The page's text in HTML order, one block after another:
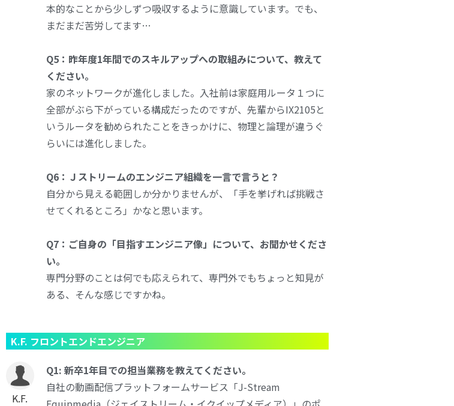
本的なことから少しずつ吸収するように意識しています。でも、
まだまだ苦労してます…
Q5：昨年度1年間でのスキルアップへの取組みについて、教えて
ください。
家のネットワークが進化しました。入社前は家庭用ルータ１つに
全部がぶら下がっている構成だったのですが、先輩からIX2105と
いうルータを勧められたことをきっかけに、物理と論理が違うぐ
らいには進化しました。
Q6：Ｊストリームのエンジニア組織を一言で言うと？
自分から見える範囲しか分かりませんが、「手を挙げれば挑戦さ
せてくれるところ」かなと思います。
Q7：ご自身の「目指すエンジニア像」について、お聞かせくださ
い。
専門分野のことは何でも応えられて、専門外でもちょっと知見が
ある、そんな感じですかね。
K.F. フロントエンドエンジニア
K.F.
Q1: 新卒1年目での担当業務を教えてください。
自社の動画配信プラットフォームサービス「J-Stream